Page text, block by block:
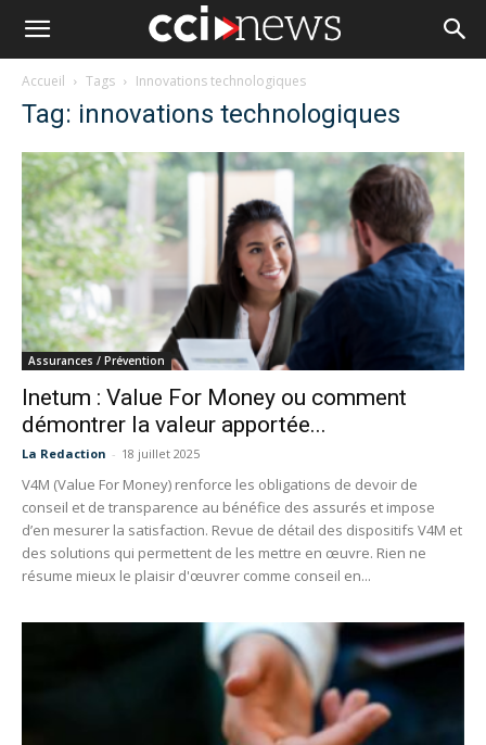
Accueil Tags Innovations technologiques
Tag: innovations technologiques
Assurances / Prévention
Inetum : Value For Money ou comment
démontrer la valeur apportée...
La Redaction - 18 juillet 2025
V4M (Value For Money) renforce les obligations de devoir de
conseil et de transparence au bénéfice des assurés et impose
d’en mesurer la satisfaction. Revue de détail des dispositifs V4M et
des solutions qui permettent de les mettre en œuvre. Rien ne
résume mieux le plaisir d'œuvrer comme conseil en...